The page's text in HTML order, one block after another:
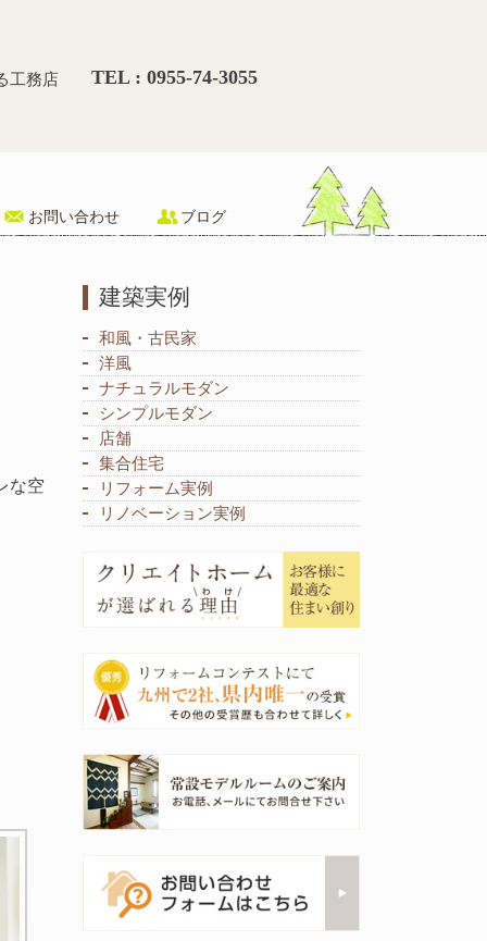
工務店 TEL : 0955-74-3055
お問い合わせ ブログ
な空
建築実例
和風・古民家
洋風
ナチュラルモダン
シンプルモダン
店舗
集合住宅
リフォーム実例
リノベーション実例